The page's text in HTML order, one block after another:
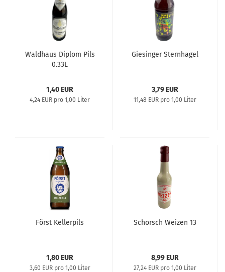
Waldhaus Diplom Pils
0,33L
1,40 EUR
4,24 EUR pro 1,00 Liter
Giesinger Sternhagel
3,79 EUR
11,48 EUR pro 1,00 Liter
Först Kellerpils
1,80 EUR
3,60 EUR pro 1,00 Liter
Schorsch Weizen 13
8,99 EUR
27,24 EUR pro 1,00 Liter